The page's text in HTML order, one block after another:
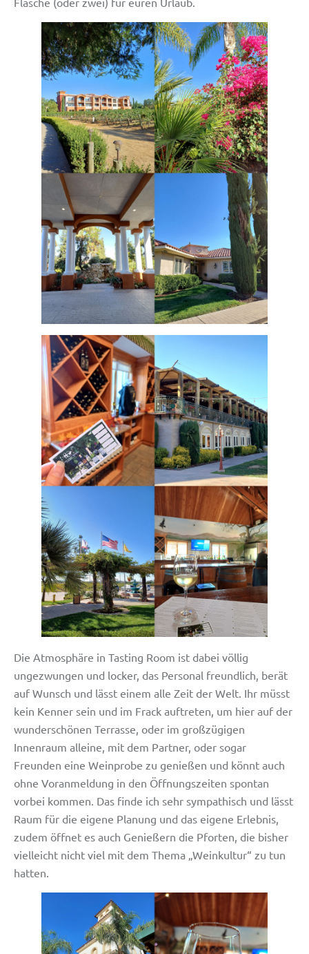
Die Atmosphäre in Tasting Room ist dabei völlig
ungezwungen und locker, das Personal freundlich, berät
auf Wunsch und lässt einem alle Zeit der Welt. Ihr müsst
kein Kenner sein und im Frack auftreten, um hier auf der
wunderschönen Terrasse, oder im großzügigen
Innenraum alleine, mit dem Partner, oder sogar
Freunden eine Weinprobe zu genießen und könnt auch
ohne Voranmeldung in den Öffnungszeiten spontan
vorbei kommen. Das finde ich sehr sympathisch und lässt
Raum für die eigene Planung und das eigene Erlebnis,
zudem öffnet es auch Genießern die Pforten, die bisher
vielleicht nicht viel mit dem Thema „Weinkultur“ zu tun
hatten.